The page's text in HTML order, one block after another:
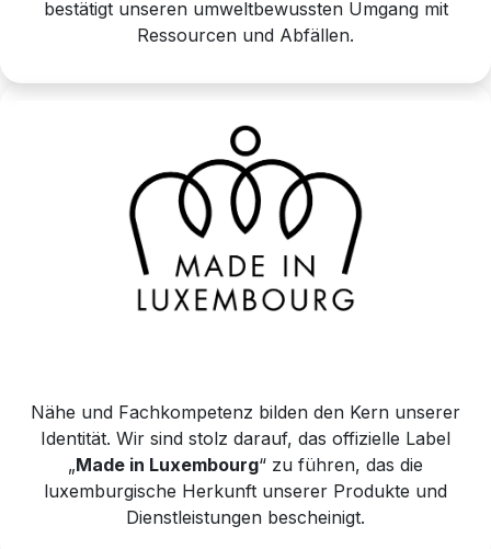
bestätigt unseren umweltbewussten Umgang mit
Ressourcen und Abfällen.
Nähe und Fachkompetenz bilden den Kern unserer
Identität. Wir sind stolz darauf, das offizielle Label
„Made in Luxembourg“ zu führen, das die
luxemburgische Herkunft unserer Produkte und
Dienstleistungen bescheinigt.